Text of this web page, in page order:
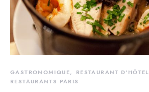
GASTRONOMIQUE
RESTAURANT D'HÔTEL
RESTAURANTS PARIS